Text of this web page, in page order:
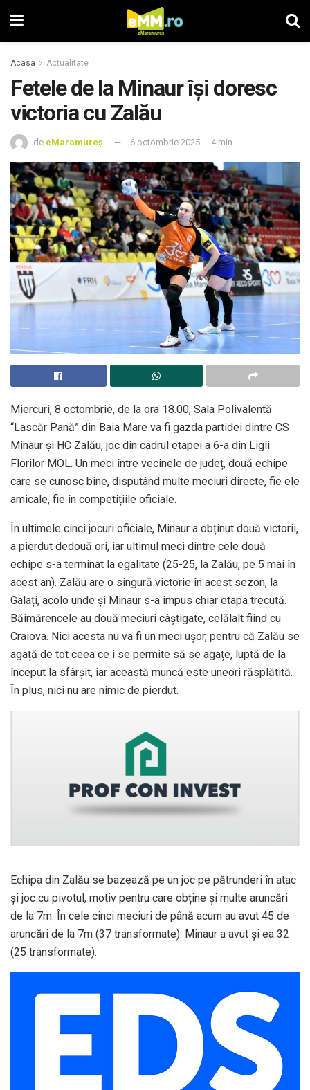
Acasa Actualitate
Fetele de la Minaur își doresc
victoria cu Zalău
de eMaramureș 6 octombrie 2025 4 min
Miercuri, 8 octombrie, de la ora 18.00, Sala Polivalentă
“Lascăr Pană” din Baia Mare va fi gazda partidei dintre CS
Minaur și HC Zalău, joc din cadrul etapei a 6-a din Ligii
Florilor MOL. Un meci între vecinele de județ, două echipe
care se cunosc bine, disputând multe meciuri directe, fie ele
amicale, fie în competițiile oficiale.
În ultimele cinci jocuri oficiale, Minaur a obținut două victorii,
a pierdut dedouă ori, iar ultimul meci dintre cele două
echipe s-a terminat la egalitate (25-25, la Zalău, pe 5 mai în
acest an). Zalău are o singură victorie în acest sezon, la
Galați, acolo unde și Minaur s-a impus chiar etapa trecută.
Băimărencele au două meciuri câștigate, celălalt fiind cu
Craiova. Nici acesta nu va fi un meci ușor, pentru că Zalău se
agață de tot ceea ce i se permite să se agațe, luptă de la
început la sfârșit, iar această muncă este uneori răsplătită.
În plus, nici nu are nimic de pierdut.
Echipa din Zalău se bazează pe un joc pe pătrunderi în atac
și joc cu pivotul, motiv pentru care obține și multe aruncări
de la 7m. În cele cinci meciuri de până acum au avut 45 de
aruncări de la 7m (37 transformate). Minaur a avut și ea 32
(25 transformate).